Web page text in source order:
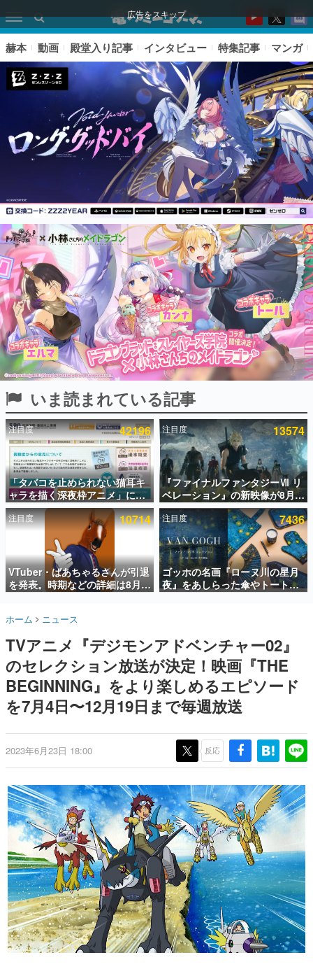
広告をスキップ
ピックアップ
電ファミのいま読まれている記事ランキング
アプリセール情報
インタビュー
連載・特集一覧
殿堂入り記事
SNS拡散数が数千以上！ ページビュー数万以上！ などな
ど。多くの人々に読まれた、電ファミ渾身の“殿堂入り”記
事をまとめました。
ゲームの企画書
名作ゲームクリエイターの方々に製作時のエピソードをお
聞きし、ヒットする企画（ゲーム）とは何か？を探ってい
きます。
赫本
この物語を解いてはいけない。『赫本』は、〈試験問題〉
の形をした短編ホラー小説集です。
新世代に訊く
これからのデジタルゲーム市場を担う若きクリエイター達
の姿を追い、彼らのルーツと情熱を探っていきます。
ゲームに多大な影響を受けた作家さんに取材し、ゲームが
日本のコンテンツ産業やカルチャーに与えた影響を探る企
画です。
日本モバイルゲーム産業史
日本のモバイルゲーム史における主要なトピック・タイト
ルを網羅するほか、開発者へのインタビューや識者による
解説を掲載。約20年の歴史が一望できる決定版！
『うつヌケ』『ペンと箸』等で知られるマンガ家・田中圭
一先生によるゲーム業界レポートマンガです。
なんでゲームは面白い？
ゲーム開発者・hamatsu氏がゲームの魅力を画面や操作の
具体的な形から解き明かしていく、硬派で骨太な評論連載
です。
ゲームが変えた日本語
「経験値」「裏技」「ラスボス」… ゲームにまつわる言葉
の起源や用法の変遷を、コンピューター文化史研究家・タ
イニーP氏が徹底調査。
カテゴリ
特集記事
赫本 動画 殿堂入り記事 インタビュー 特集記事 マンガ
いま読まれている記事
注目度 42196
「タバコを止められない猫耳キ
ャラを描く深夜枠アニメ」に視
聴者の一部から批判意見。違法
薬物の使用と思しき描写も含め
て、BPOが議論を交わす
注目度 13574
『ファイナルファンタジーⅦ リ
ベレーション』の新映像が8月
26日早朝に公開へ。『FF7』リ
メイクシリーズの完結編、
「gamescom」のオープニング
ナイトライブにてディレクター
の浜口直樹氏が登壇する予定
注目度 10714
VTuber・ばあちゃるさんが引退
を発表。時期などの詳細は8月9
日15時からの配信で説明
注目度 7436
ゴッホの名画『ローヌ川の星月
夜』をあしらった傘やトートバ
ッグなどが登場。8月7日21時よ
ホーム ニュース
TVアニメ『デジモンアドベンチャー02』
のセレクション放送が決定！映画『THE
BEGINNING』をより楽しめるエピソード
を7月4日〜12月19日まで毎週放送
2023年6月23日 18:00 反応